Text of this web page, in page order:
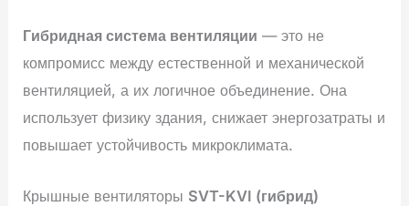
Гибридная система вентиляции — это не
компромисс между естественной и механической
вентиляцией, а их логичное объединение. Она
использует физику здания, снижает энергозатраты и
повышает устойчивость микроклимата.
Крышные вентиляторы SVT-KVI (гибрид)